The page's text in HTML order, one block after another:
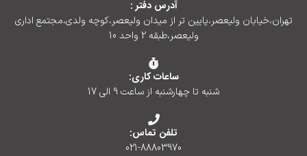
آدرس دفتر :
تهران،خیابان ولیعصر،پایین تر از میدان ولیعصر،کوچه ولدی،مجتمع اداری
ولیعصر،طبقه 2 واحد 10
ساعات کاری:
شنبه تا چهارشنبه از ساعت 9 الی 17
تلفن تماس:
021-88803970